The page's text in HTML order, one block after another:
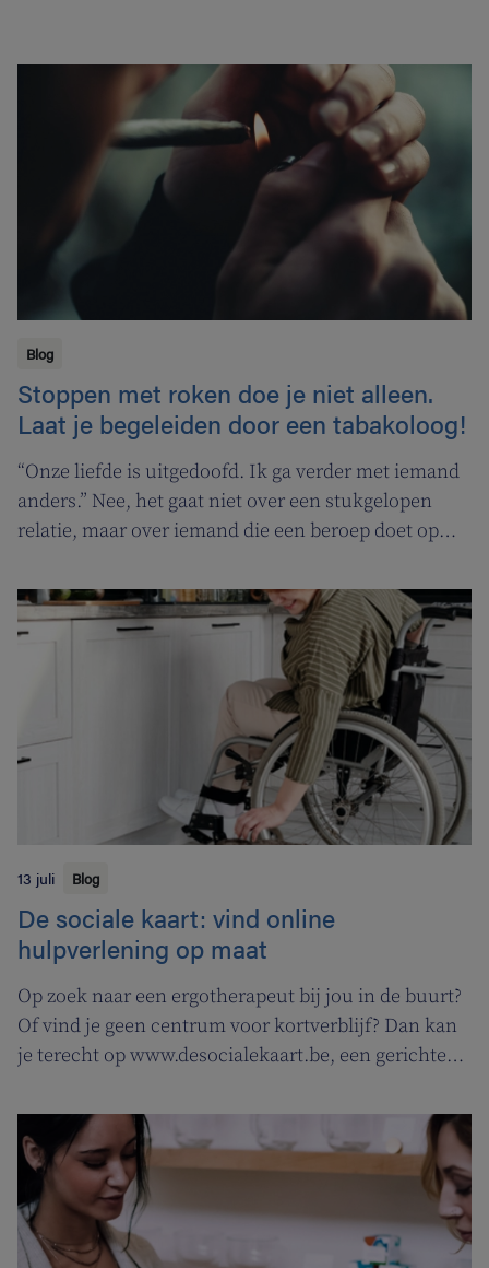
Blog
Stoppen met roken doe je niet alleen.
Laat je begeleiden door een tabakoloog!
“Onze liefde is uitgedoofd. Ik ga verder met iemand
anders.” Nee, het gaat niet over een stukgelopen
relatie, maar over iemand die een beroep doet op
Vlaamse overheid pakt uit met een nieuwe
campagne om rookstopbegeleiding door
13 juli Blog
De sociale kaart: vind online
hulpverlening op maat
Op zoek naar een ergotherapeut bij jou in de buurt?
Of vind je geen centrum voor kortverblijf? Dan kan
je terecht op www.desocialekaart.be, een gerichte
gezondheidszorg en welzijn. Heel handig voor zowel
patiënten als zorgverleners.